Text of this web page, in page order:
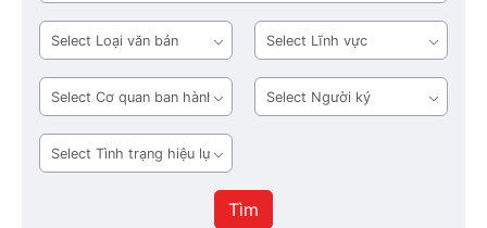
Loại
văn
bản
Lĩnh
vực
Cơ
quan
ban
hành
Người
ký
Tình
trạng
Tìm